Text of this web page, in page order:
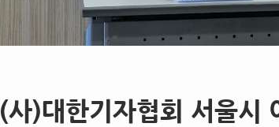
(사)대한기자협회 서울시